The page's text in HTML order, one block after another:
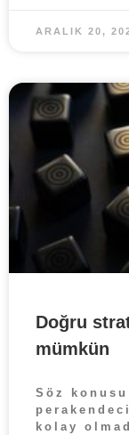
ARALIK 20,
Doğru
mümkün
Söz
kolay